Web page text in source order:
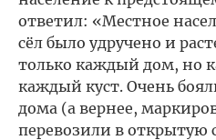
ответил: «Местное
сёл было удручено и
только каждый дом, но
каждый куст. Очень
дома (а вернее,
перевозили в открытую